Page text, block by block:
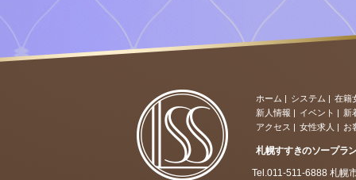
ホーム | システム | 在籍
新人情報 | イベント | 新
アクセス | 女性求人 | お
札幌すすきのソープラ
Tel.011-511-6888 札幌